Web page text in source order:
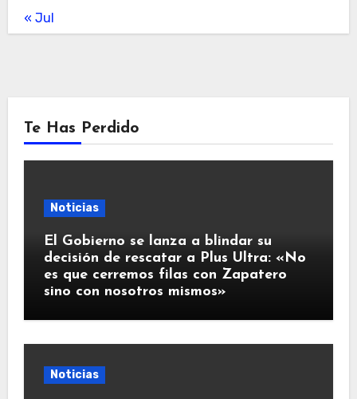
« Jul
Te Has Perdido
Noticias
El Gobierno se lanza a blindar su
decisión de rescatar a Plus Ultra: «No
es que cerremos filas con Zapatero
sino con nosotros mismos»
Noticias